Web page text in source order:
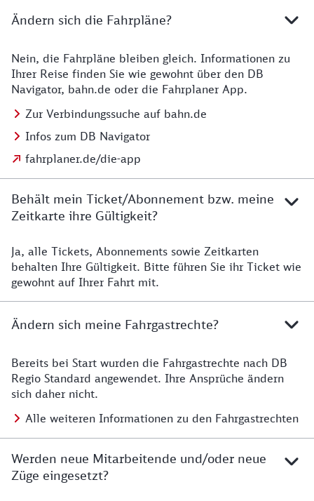
Ändern sich die Fahrpläne?
Details zu den Fahrplänen
Nein, die Fahrpläne bleiben gleich. Informationen zu
Ihrer Reise finden Sie wie gewohnt über den DB
Navigator, bahn.de oder die Fahrplaner App.
Zur Verbindungssuche auf bahn.de
Infos zum DB Navigator
fahrplaner.de/die-app
Behält mein Ticket/Abonnement bzw. meine
Zeitkarte ihre Gültigkeit?
Details zur Zeitkarte
Ja, alle Tickets, Abonnements sowie Zeitkarten
behalten Ihre Gültigkeit. Bitte führen Sie ihr Ticket wie
gewohnt auf Ihrer Fahrt mit.
Ändern sich meine Fahrgastrechte?
Details zu Fahrgastrechten
Bereits bei Start wurden die Fahrgastrechte nach DB
Regio Standard angewendet. Ihre Ansprüche ändern
sich daher nicht.
Alle weiteren Informationen zu den Fahrgastrechten
Werden neue Mitarbeitende und/oder neue
Züge eingesetzt?